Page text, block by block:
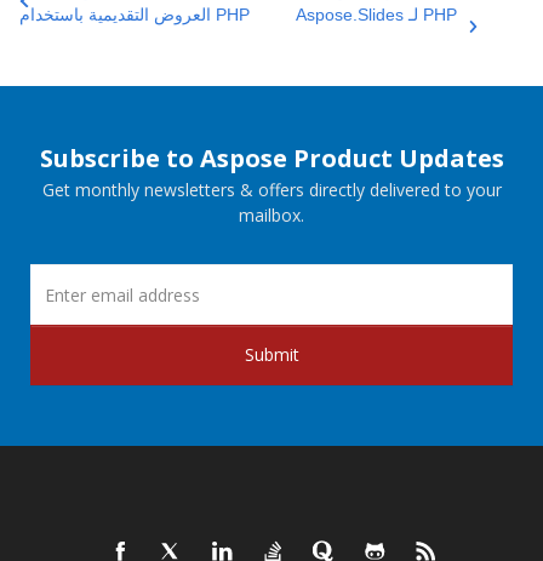
العروض التقديمية باستخدام PHP
Aspose.Slides لـ PHP
Subscribe to Aspose Product Updates
Get monthly newsletters & offers directly delivered to your
mailbox.
Submit